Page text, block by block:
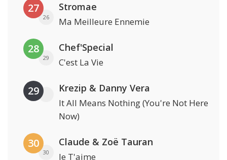
27
26
Stromae
Ma Meilleure Ennemie
28
29
Chef'Special
C'est La Vie
29 Krezip & Danny Vera
It All Means Nothing (You're Not Here
Now)
30
30
Claude & Zoë Tauran
Je T'aime